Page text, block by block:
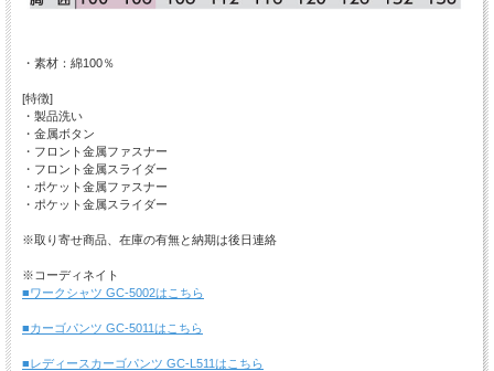
・素材：綿100％
[特徴]
・製品洗い
・金属ボタン
・フロント金属ファスナー
・フロント金属スライダー
・ポケット金属ファスナー
・ポケット金属スライダー
※取り寄せ商品、在庫の有無と納期は後日連絡
※コーディネイト
■ワークシャツ GC-5002はこちら
■カーゴパンツ GC-5011はこちら
■レディースカーゴパンツ GC-L511はこちら